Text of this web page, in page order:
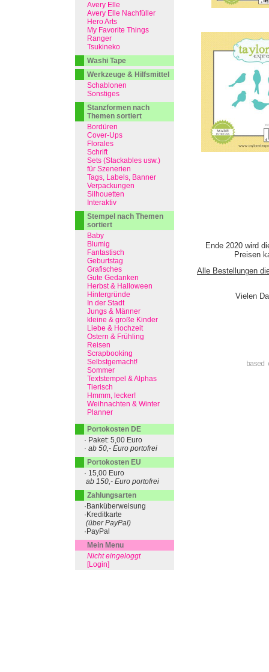
Ende 2020 wird
Preisen
Alle Bestellungen
Vielen
Avery Elle
Avery Elle Nachfüller
Hero Arts
My Favorite Things
Ranger
Tsukineko
Washi Tape
Werkzeuge & Hilfsmittel
Schablonen
Sonstiges
Stanzformen nach
Themen sortiert
Bordüren
Cover-Ups
Florales
Schrift
Sets (Stackables usw.)
für Szenerien
Tags, Labels, Banner
Verpackungen
Silhouetten
Interaktiv
Stempel nach Themen
sortiert
Baby
Blumig
Fantastisch
Geburtstag
Grafisches
Gute Gedanken
Herbst & Halloween
Hintergründe
In der Stadt
Jungs & Männer
kleine & große Kinder
Liebe & Hochzeit
Ostern & Frühling
Reisen
Scrapbooking
Selbstgemacht!
Sommer
Textstempel & Alphas
Tierisch
Hmmm, lecker!
Weihnachten & Winter
Planner
Portokosten DE
· Paket: 5,00 Euro
· ab 50,- Euro portofrei
Portokosten EU
· 15,00 Euro
ab 150,- Euro portofrei
Zahlungsarten
·Banküberweisung
·Kreditkarte
(über PayPal)
·PayPal
Mein Menu
Nicht eingeloggt
[Login]